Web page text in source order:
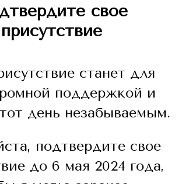
свое
присутствие
станет для
поддержкой и
день незабываемым.
подтвердите свое
до 6 мая 2024 года,